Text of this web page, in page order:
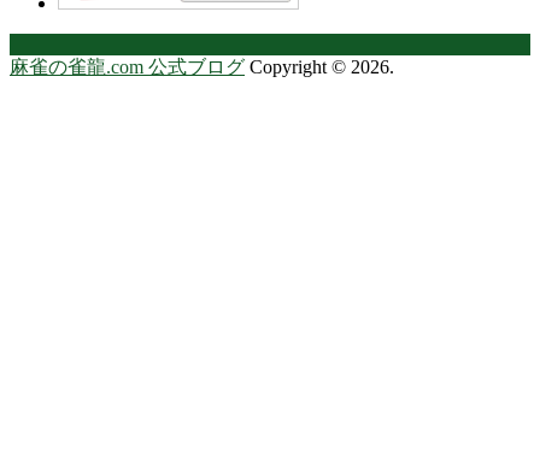
麻雀の雀龍.com 公式ブログ Copyright © 2026.